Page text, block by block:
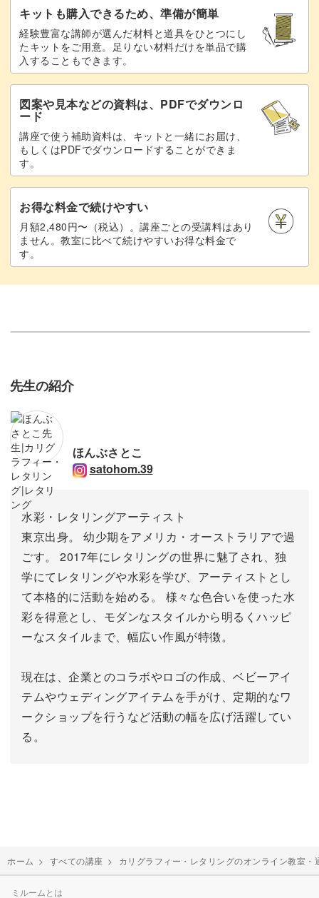
キットも購入できるため、準備が簡単
経験豊富な講師が選んだ材料と道具をひとつにし
たキットをご用意。足りない材料だけを単品で購
入することもできます。
図案や見本などの資料は、PDFでダウンロ
ード
講座で使う補助資料は、キットと一緒にお届け、
もしくはPDFでダウンロードすることができま
す。
お得な料金で続けやすい
月額2,480円〜（税込）。講座ごとの受講料はあり
ません。教室に比べて続けやすいお得な料金で
す。
先生の紹介
ほんぶさとこ
satohom.39
水彩・レタリングアーティスト
東京出身。 幼少期をアメリカ・オーストラリアで過
ごす。 2017年にレタリングの世界に魅了され、独
学にてレタリングや水彩を学び、アーティストとし
て本格的に活動を始める。 様々な色合いを使った水
彩を得意とし、モダンなスタイルから明るくハッピ
ーなスタイルまで、幅広い作風が特徴。
現在は、企業とのコラボやロゴの作成、ベビーアイ
テムやウェディングアイテムを手がけ、定期的なワ
ークショップを行うなど活動の幅を広げ活躍してい
る。
ホーム > すべての講座 > カリグラフィー・レタリングのオンライン教室・
ミルームとは